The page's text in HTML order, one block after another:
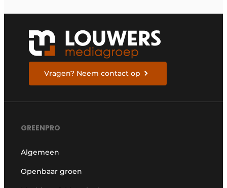
Vragen? Neem contact op
GREENPRO
Algemeen
Openbaar groen